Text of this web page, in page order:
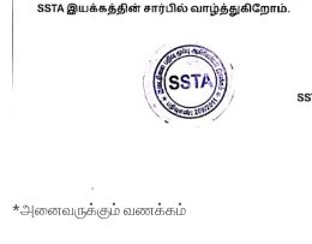
*அனைவருக்கும் வணக்கம்